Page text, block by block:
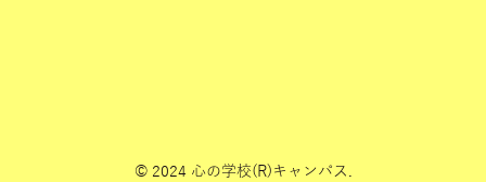
© 2024 心の学校(R)キャンパス.